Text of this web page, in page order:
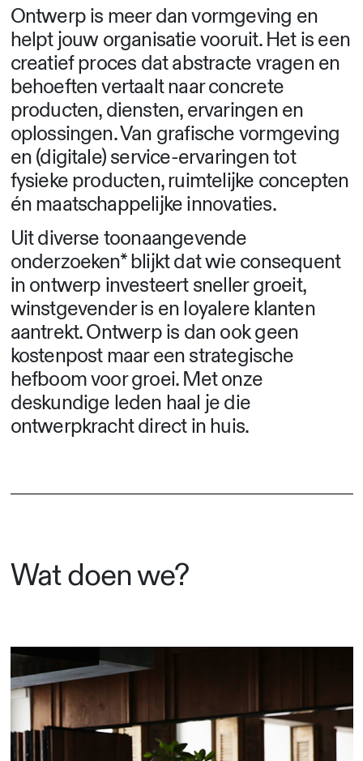
Ontwerp is meer dan vormgeving en
helpt jouw organisatie vooruit. Het is een
creatief proces dat abstracte vragen en
behoeften vertaalt naar concrete
producten, diensten, ervaringen en
oplossingen. Van grafische vormgeving
en (digitale) service-ervaringen tot
fysieke producten, ruimtelijke concepten
én maatschappelijke innovaties.
Uit diverse toonaangevende
onderzoeken* blijkt dat wie consequent
in ontwerp investeert sneller groeit,
winstgevender is en loyalere klanten
aantrekt. Ontwerp is dan ook geen
kostenpost maar een strategische
hefboom voor groei. Met onze
deskundige leden haal je die
ontwerpkracht direct in huis.
Wat doen we?